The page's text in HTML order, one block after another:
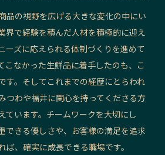
品の視野を広げる大きな変化の中にい
界で経験を積んだ人材を積極的に迎え
ーズに応えられる体制づくりを進めて
こなかった生鮮品に着手したのも、こ
す。そしてこれまでの経歴にとらわれ
つわや福井に関心を持ってくださる方
ています。チームワークを大切にし
できる優しさや、お客様の満足を追求
ば、確実に成長できる職場です。